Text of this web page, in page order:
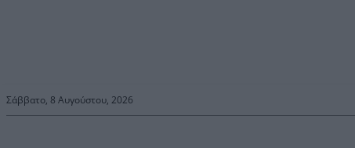
Σάββατο, 8 Αυγούστου, 2026